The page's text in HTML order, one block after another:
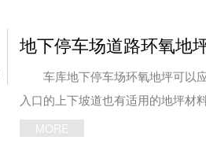
地下停车场道路环氧地
车库地下停车场环氧地坪可以
入口的上下坡道也有适用的地坪材
MORE